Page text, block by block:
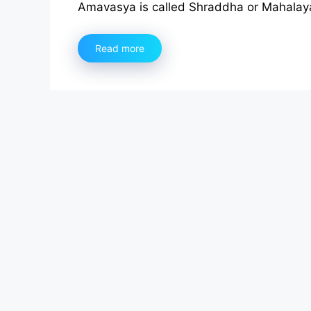
Amavasya is called Shraddha or
Read more